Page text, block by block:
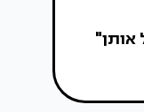
אותן"